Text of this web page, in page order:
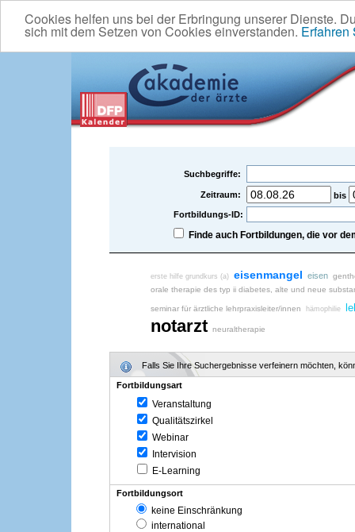
Cookies helfen uns bei der Erbringung unserer Dienste.
sich mit dem Setzen von Cookies einverstanden. Erfahren
Suchbegriffe:
Zeitraum:
bis
Fortbildungs-ID:
Finde auch Fortbildungen, die vor
erste hilfe grundkurs (a) eisenmangel eisen
orale therapie des typ ii diabetes, alte und neue
seminar für ärztliche lehrpraxisleiter/innen hämophilie
notarzt neuraltherapie
Falls Sie Ihre Suchergebnisse verfeinern möchten,
Fortbildungsart
Veranstaltung
Qualitätszirkel
Webinar
Intervision
E-Learning
Fortbildungsort
keine Einschränkung
international